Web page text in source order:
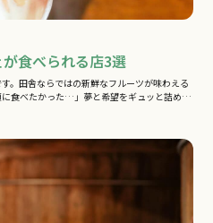
食べられる店3選
。田舎ならではの新鮮なフルーツが味わえる
食べたかった…」夢と希望をギュッと詰め